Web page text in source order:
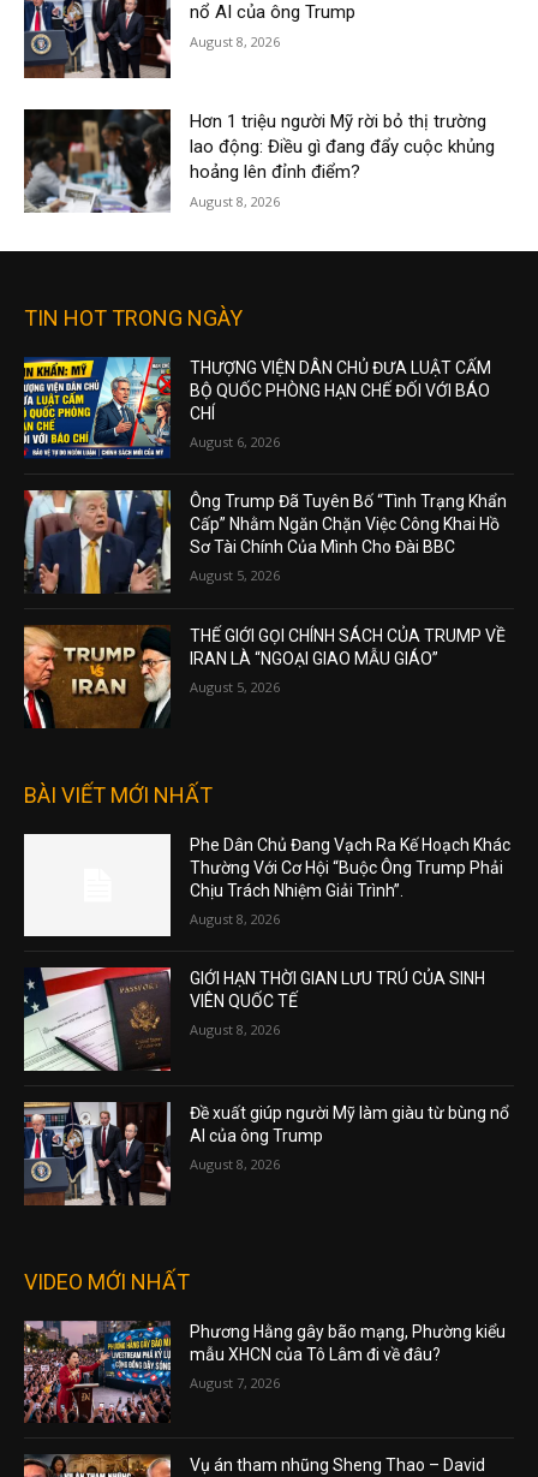
nổ AI của ông Trump
August 8, 2026
Hơn 1 triệu người Mỹ rời bỏ thị trường
lao động: Điều gì đang đẩy cuộc khủng
hoảng lên đỉnh điểm?
August 8, 2026
TIN HOT TRONG NGÀY
THƯỢNG VIỆN DÂN CHỦ ĐƯA LUẬT CẤM
BỘ QUỐC PHÒNG HẠN CHẾ ĐỐI VỚI BÁO
CHÍ
August 6, 2026
Ông Trump Đã Tuyên Bố “Tình Trạng Khẩn
Cấp” Nhằm Ngăn Chặn Việc Công Khai Hồ
Sơ Tài Chính Của Mình Cho Đài BBC
August 5, 2026
THẾ GIỚI GỌI CHÍNH SÁCH CỦA TRUMP VỀ
IRAN LÀ “NGOẠI GIAO MẪU GIÁO”
August 5, 2026
BÀI VIẾT MỚI NHẤT
Phe Dân Chủ Đang Vạch Ra Kế Hoạch Khác
Thường Với Cơ Hội “Buộc Ông Trump Phải
Chịu Trách Nhiệm Giải Trình”.
August 8, 2026
GIỚI HẠN THỜI GIAN LƯU TRÚ CỦA SINH
VIÊN QUỐC TẾ
August 8, 2026
Đề xuất giúp người Mỹ làm giàu từ bùng nổ
AI của ông Trump
August 8, 2026
VIDEO MỚI NHẤT
Phương Hằng gây bão mạng, Phường kiểu
mẫu XHCN của Tô Lâm đi về đâu?
August 7, 2026
Vụ án tham nhũng Sheng Thao – David